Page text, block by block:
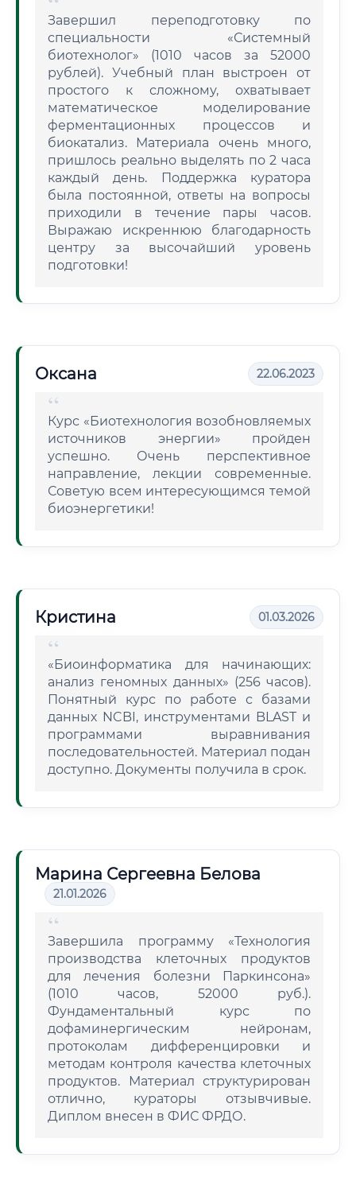
Завершил переподготовку по
специальности «Системный
биотехнолог» (1010 часов за 52000
рублей). Учебный план выстроен от
простого к сложному, охватывает
математическое моделирование
ферментационных процессов и
биокатализ. Материала очень много,
пришлось реально выделять по 2 часа
каждый день. Поддержка куратора
была постоянной, ответы на вопросы
приходили в течение пары часов.
Выражаю искреннюю благодарность
центру за высочайший уровень
подготовки!
Оксана 22.06.2023
Курс «Биотехнология возобновляемых
источников энергии» пройден
успешно. Очень перспективное
направление, лекции современные.
Советую всем интересующимся темой
биоэнергетики!
Кристина 01.03.2026
«Биоинформатика для начинающих:
анализ геномных данных» (256 часов).
Понятный курс по работе с базами
данных NCBI, инструментами BLAST и
программами выравнивания
последовательностей. Материал подан
доступно. Документы получила в срок.
Марина Сергеевна Белова
21.01.2026
Завершила программу «Технология
производства клеточных продуктов
для лечения болезни Паркинсона»
(1010 часов, 52000 руб.).
Фундаментальный курс по
дофаминергическим нейронам,
протоколам дифференцировки и
методам контроля качества клеточных
продуктов. Материал структурирован
отлично, кураторы отзывчивые.
Диплом внесен в ФИС ФРДО.